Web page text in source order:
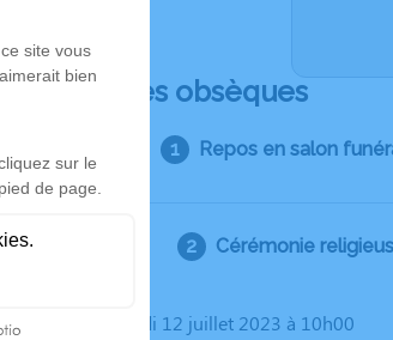
Déroulé des obsèques
Repos en salon
Cérémonie
Le mercredi 12 juillet 2023 à 10h00